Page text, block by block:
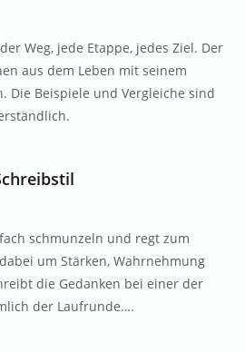
Weg, jede Etappe, jedes Ziel. Der
aus dem Leben mit seinem
Die Beispiele und Vergleiche sind
schmunzeln und regt zum
um Stärken, Wahrnehmung
die Gedanken bei einer der
der Laufrunde….